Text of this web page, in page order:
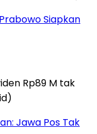
Siapkan
Jawa Pos Tak